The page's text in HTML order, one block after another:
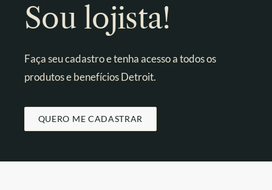
Sou lojista!
Faça seu cadastro e tenha acesso a todos os
produtos e benefícios Detroit.
QUERO ME CADASTRAR